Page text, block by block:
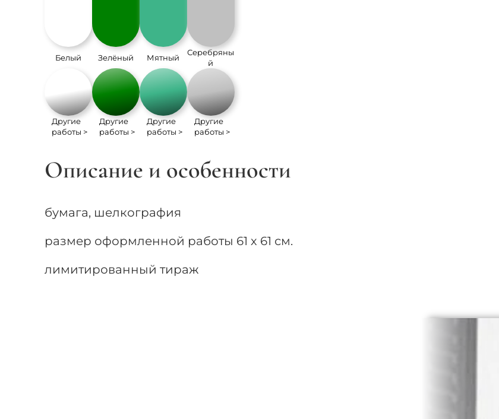
Белый
Другие
работы >
Зелёный
Другие
работы >
Мятный
Другие
работы >
Серебряны
й
Другие
работы >
Описание и особенности
бумага, шелкография
размер оформленной работы 61 х 61 см.
лимитированный тираж